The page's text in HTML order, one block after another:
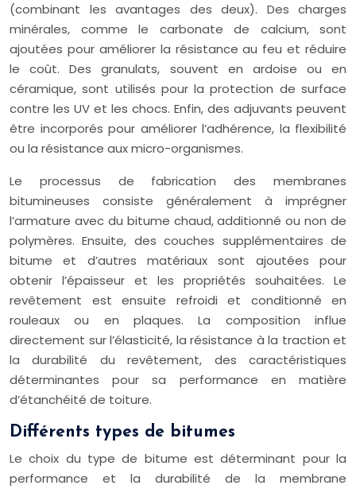
(combinant les avantages des deux). Des charges
minérales, comme le carbonate de calcium, sont
ajoutées pour améliorer la résistance au feu et réduire
le coût. Des granulats, souvent en ardoise ou en
céramique, sont utilisés pour la protection de surface
contre les UV et les chocs. Enfin, des adjuvants peuvent
être incorporés pour améliorer l’adhérence, la flexibilité
ou la résistance aux micro-organismes.
Le processus de fabrication des membranes
bitumineuses consiste généralement à imprégner
l’armature avec du bitume chaud, additionné ou non de
polymères. Ensuite, des couches supplémentaires de
bitume et d’autres matériaux sont ajoutées pour
obtenir l’épaisseur et les propriétés souhaitées. Le
revêtement est ensuite refroidi et conditionné en
rouleaux ou en plaques. La composition influe
directement sur l’élasticité, la résistance à la traction et
la durabilité du revêtement, des caractéristiques
déterminantes pour sa performance en matière
d’étanchéité de toiture.
Différents types de bitumes
Le choix du type de bitume est déterminant pour la
performance et la durabilité de la membrane